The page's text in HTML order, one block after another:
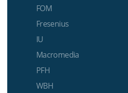
FOM
Fresenius
IU
Macromedia
PFH
WBH